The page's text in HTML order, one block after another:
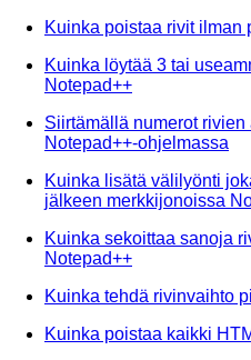
Kuinka poistaa rivit ilman
Kuinka löytää 3 tai
Notepad++
Siirtämällä numerot
Notepad++-ohjelmassa
Kuinka lisätä välilyönti
jälkeen merkkijonoissa
Kuinka sekoittaa sanoja
Notepad++
Kuinka tehdä rivinvaihto
Kuinka poistaa kaikki